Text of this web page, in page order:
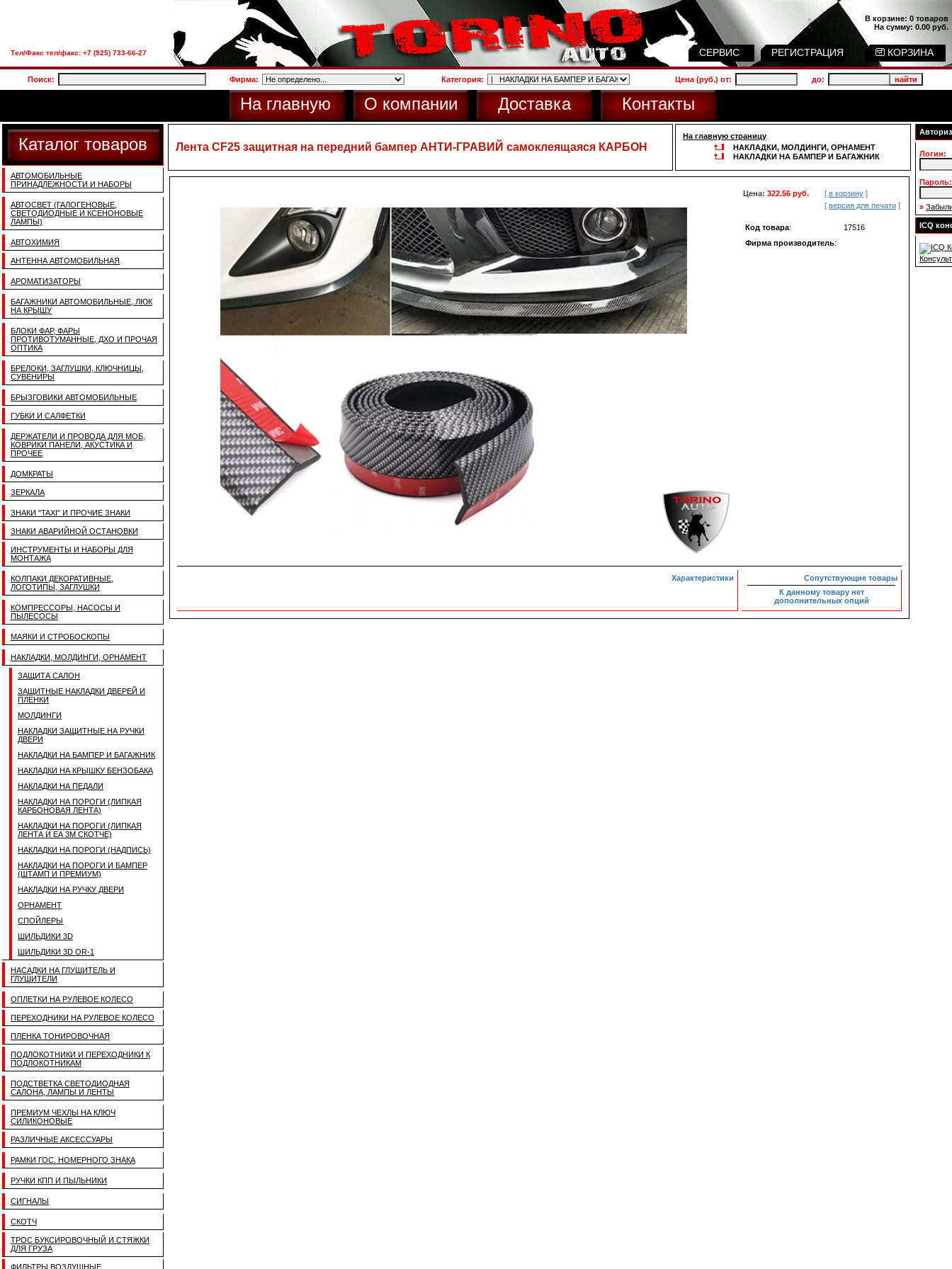
В корзине: 0 товаров
На сумму: 0.00 руб.
Тел/Факс тел/факс: +7 (925) 733-66-27 СЕРВИС РЕГИСТРАЦИЯ КОРЗИНА
Поиск: Фирма: Категория: Цена (руб.) от: до:
На главную О компании Доставка Контакты
Каталог товаров
АВТОМОБИЛЬНЫЕ
ПРИНАДЛЕЖНОСТИ И НАБОРЫ
АВТОСВЕТ (ГАЛОГЕНОВЫЕ,
СВЕТОДИОДНЫЕ И КСЕНОНОВЫЕ
ЛАМПЫ)
АВТОХИМИЯ
АНТЕННА АВТОМОБИЛЬНАЯ
АРОМАТИЗАТОРЫ
БАГАЖНИКИ АВТОМОБИЛЬНЫЕ, ЛЮК
НА КРЫШУ
БЛОКИ ФАР, ФАРЫ
ПРОТИВОТУМАННЫЕ, ДХО И ПРОЧАЯ
ОПТИКА
БРЕЛОКИ, ЗАГЛУШКИ, КЛЮЧНИЦЫ,
СУВЕНИРЫ
БРЫЗГОВИКИ АВТОМОБИЛЬНЫЕ
ГУБКИ И САЛФЕТКИ
ДЕРЖАТЕЛИ И ПРОВОДА ДЛЯ МОБ,
КОВРИКИ ПАНЕЛИ, АКУСТИКА И
ПРОЧЕЕ
ДОМКРАТЫ
ЗЕРКАЛА
ЗНАКИ "TAXI" И ПРОЧИЕ ЗНАКИ
ЗНАКИ АВАРИЙНОЙ ОСТАНОВКИ
ИНСТРУМЕНТЫ И НАБОРЫ ДЛЯ
МОНТАЖА
КОЛПАКИ ДЕКОРАТИВНЫЕ,
ЛОГОТИПЫ, ЗАГЛУШКИ
КОМПРЕССОРЫ, НАСОСЫ И
ПЫЛЕСОСЫ
МАЯКИ И СТРОБОСКОПЫ
НАКЛАДКИ, МОЛДИНГИ, ОРНАМЕНТ
ЗАЩИТА САЛОН
ЗАЩИТНЫЕ НАКЛАДКИ ДВЕРЕЙ И
ПЛЕНКИ
МОЛДИНГИ
НАКЛАДКИ ЗАЩИТНЫЕ НА РУЧКИ
ДВЕРИ
НАКЛАДКИ НА БАМПЕР И БАГАЖНИК
НАКЛАДКИ НА КРЫШКУ БЕНЗОБАКА
НАКЛАДКИ НА ПЕДАЛИ
НАКЛАДКИ НА ПОРОГИ (ЛИПКАЯ
КАРБОНОВАЯ ЛЕНТА)
НАКЛАДКИ НА ПОРОГИ (ЛИПКАЯ
ЛЕНТА И ЕА 3M СКОТЧЕ)
НАКЛАДКИ НА ПОРОГИ (НАДПИСЬ)
НАКЛАДКИ НА ПОРОГИ И БАМПЕР
(ШТАМП И ПРЕМИУМ)
НАКЛАДКИ НА РУЧКУ ДВЕРИ
ОРНАМЕНТ
СПОЙЛЕРЫ
ШИЛЬДИКИ 3D
ШИЛЬДИКИ 3D OR-1
НАСАДКИ НА ГЛУШИТЕЛЬ И
ГЛУШИТЕЛИ
ОПЛЕТКИ НА РУЛЕВОЕ КОЛЕСО
ПЕРЕХОДНИКИ НА РУЛЕВОЕ КОЛЕСО
ПЛЕНКА ТОНИРОВОЧНАЯ
ПОДЛОКОТНИКИ И ПЕРЕХОДНИКИ К
ПОДЛОКОТНИКАМ
ПОДСТВЕТКА СВЕТОДИОДНАЯ
САЛОНА, ЛАМПЫ И ЛЕНТЫ
ПРЕМИУМ ЧЕХЛЫ НА КЛЮЧ
СИЛИКОНОВЫЕ
РАЗЛИЧНЫЕ АКСЕССУАРЫ
РАМКИ ГОС. НОМЕРНОГО ЗНАКА
РУЧКИ КПП И ПЫЛЬНИКИ
СИГНАЛЫ
СКОТЧ
ТРОС БУКСИРОВОЧНЫЙ И СТЯЖКИ
ДЛЯ ГРУЗА
ФИЛЬТРЫ ВОЗДУШНЫЕ
Лента CF25 защитная на передний бампер АНТИ-ГРАВИЙ самоклеящаяся КАРБОН
На главную страницу
НАКЛАДКИ, МОЛДИНГИ, ОРНАМЕНТ
НАКЛАДКИ НА БАМПЕР И БАГАЖНИК
Цена: 322.56 руб. [ в корзину ]
[ версия для печати ]
Код товара:
17516
Фирма производитель:
Характеристики
Сопутствующие товары
К данному товару нет
дополнительных опций
Логин:
Пароль:
»
ICQ